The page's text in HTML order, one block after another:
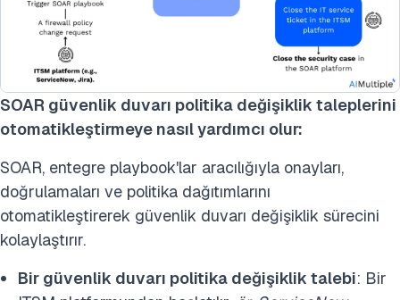
SOAR güvenlik duvarı politika değişiklik taleplerini
otomatikleştirmeye nasıl yardımcı olur:
SOAR, entegre playbook'lar aracılığıyla onayları,
doğrulamaları ve politika dağıtımlarını
otomatikleştirerek güvenlik duvarı değişiklik sürecini
kolaylaştırır.
Bir güvenlik duvarı politika değişiklik talebi: Bir